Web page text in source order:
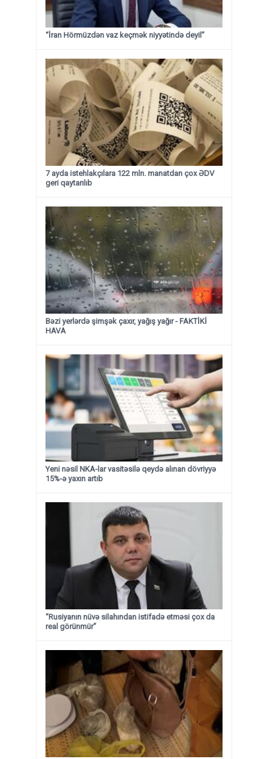
“İran Hörmüzdən vaz keçmək niyyətində deyil”
7 ayda istehlakçılara 122 mln. manatdan çox ƏDV
geri qaytarılıb
Bəzi yerlərdə şimşək çaxır, yağış yağır - FAKTİKİ
HAVA
Yeni nəsil NKA-lar vasitəsilə qeydə alınan dövriyyə
15%-ə yaxın artıb
“Rusiyanın nüvə silahından istifadə etməsi çox da
real görünmür”